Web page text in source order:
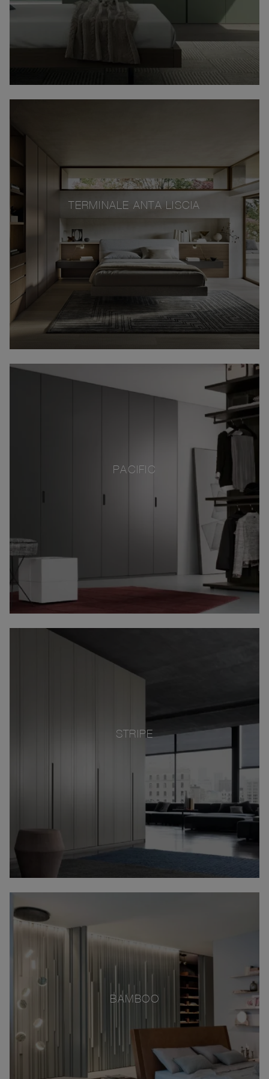
TERMINALE ANTA LISCIA
PACIFIC
STRIPE
BAMBOO